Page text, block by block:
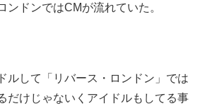
ンドンではCMが流れていた。
ルして「リバース・ロンドン」では
だけじゃないくアイドルもしてる事